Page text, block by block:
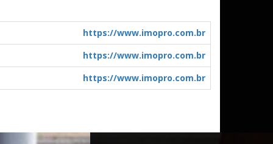
https://www.imopro.com.br
https://www.imopro.com.br
https://www.imopro.com.br